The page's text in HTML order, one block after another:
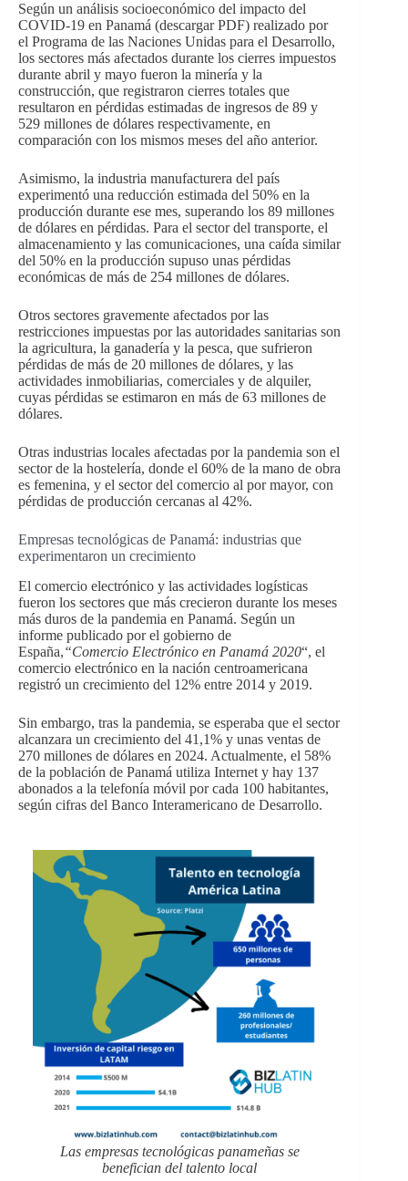
Según un análisis socioeconómico del impacto del
COVID-19 en Panamá (descargar PDF) realizado por
el Programa de las Naciones Unidas para el Desarrollo,
los sectores más afectados durante los cierres impuestos
durante abril y mayo fueron la minería y la
construcción, que registraron cierres totales que
resultaron en pérdidas estimadas de ingresos de 89 y
529 millones de dólares respectivamente, en
comparación con los mismos meses del año anterior.
Asimismo, la industria manufacturera del país
experimentó una reducción estimada del 50% en la
producción durante ese mes, superando los 89 millones
de dólares en pérdidas. Para el sector del transporte, el
almacenamiento y las comunicaciones, una caída similar
del 50% en la producción supuso unas pérdidas
económicas de más de 254 millones de dólares.
Otros sectores gravemente afectados por las
restricciones impuestas por las autoridades sanitarias son
la agricultura, la ganadería y la pesca, que sufrieron
pérdidas de más de 20 millones de dólares, y las
actividades inmobiliarias, comerciales y de alquiler,
cuyas pérdidas se estimaron en más de 63 millones de
dólares.
Otras industrias locales afectadas por la pandemia son el
sector de la hostelería, donde el 60% de la mano de obra
es femenina, y el sector del comercio al por mayor, con
pérdidas de producción cercanas al 42%.
Empresas tecnológicas de Panamá: industrias que
experimentaron un crecimiento
El comercio electrónico y las actividades logísticas
fueron los sectores que más crecieron durante los meses
más duros de la pandemia en Panamá. Según un
informe publicado por el gobierno de
España,“Comercio Electrónico en Panamá 2020“, el
comercio electrónico en la nación centroamericana
registró un crecimiento del 12% entre 2014 y 2019.
Sin embargo, tras la pandemia, se esperaba que el sector
alcanzara un crecimiento del 41,1% y unas ventas de
270 millones de dólares en 2024. Actualmente, el 58%
de la población de Panamá utiliza Internet y hay 137
abonados a la telefonía móvil por cada 100 habitantes,
según cifras del Banco Interamericano de Desarrollo.
Las empresas tecnológicas panameñas se
benefician del talento local